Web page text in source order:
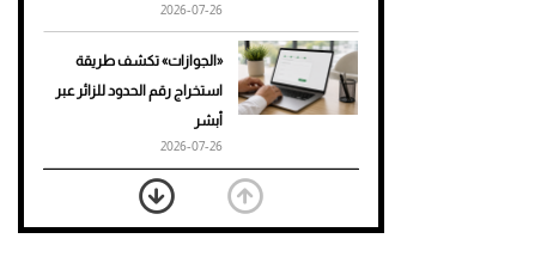
2026-07-26
«الجوازات» تكشف طريقة
استخراج رقم الحدود للزائر عبر
أبشر
2026-07-26
بعد 7 أشهر من تعرضه لحادث
مروع.. جوشوا يفوز على برينغا